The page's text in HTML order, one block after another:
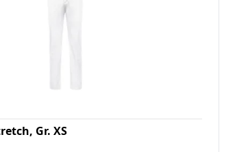
Gr. XS